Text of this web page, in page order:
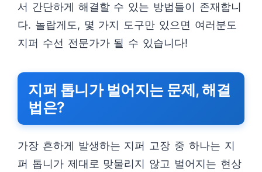
서 간단하게 해결할 수 있는 방법들이 존재합니
다. 놀랍게도, 몇 가지 도구만 있으면 여러분도
지퍼 수선 전문가가 될 수 있습니다!
지퍼 톱니가 벌어지는 문제, 해결
법은?
가장 흔하게 발생하는 지퍼 고장 중 하나는 지
퍼 톱니가 제대로 맞물리지 않고 벌어지는 현상